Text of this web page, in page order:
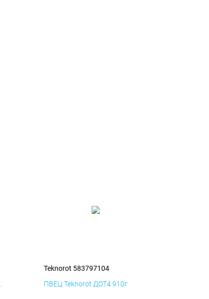
Teknorot 583797104
ПВЕЦ Teknorot ДОТ4 910г